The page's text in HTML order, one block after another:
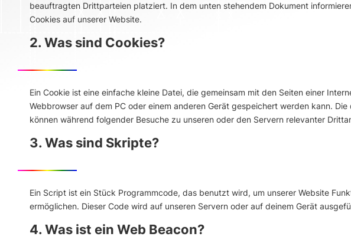
beauftragten Drittparteien platziert. In dem unten stehendem Dokument
Cookies auf unserer Website.
2. Was sind Cookies?
Ein Cookie ist eine einfache kleine Datei, die gemeinsam mit den Seiten einer
Webbrowser auf dem PC oder einem anderen Gerät gespeichert werden kann.
können während folgender Besuche zu unseren oder den Servern relevanter
3. Was sind Skripte?
Ein Script ist ein Stück Programmcode, das benutzt wird, um unserer Website
ermöglichen. Dieser Code wird auf unseren Servern oder auf deinem Gerät
4. Was ist ein Web Beacon?